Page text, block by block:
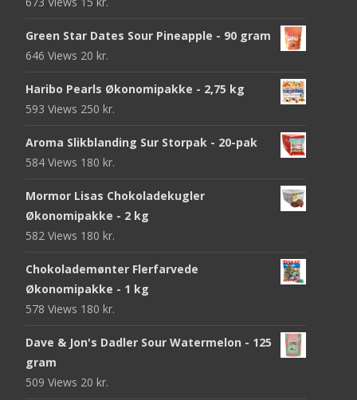
Green Star Dates Sour Pineapple - 90 gram
646 Views 20 kr.
Haribo Pearls Økonomipakke - 2,75 kg
593 Views 250 kr.
Aroma Slikblanding Sur Storpak - 20-pak
584 Views 180 kr.
Mormor Lisas Chokoladekugler
Økonomipakke - 2 kg
582 Views 180 kr.
Chokolademønter Flerfarvede
Økonomipakke - 1 kg
578 Views 180 kr.
Dave & Jon's Dadler Sour Watermelon - 125
gram
509 Views 20 kr.